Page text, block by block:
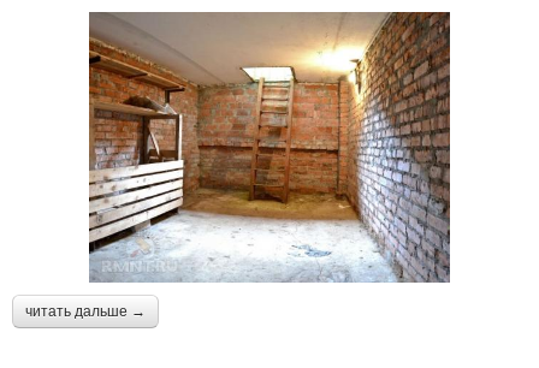
читать дальше →